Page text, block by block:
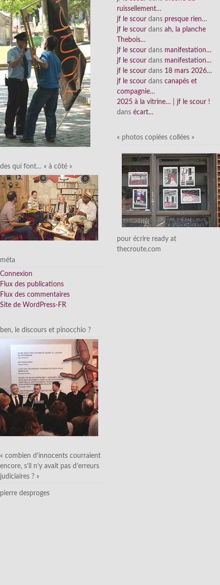
des qui font… « à côté »
méta
Connexion
Flux des publications
Flux des commentaires
Site de WordPress-FR
ben, le discours et pinocchio ?
« combien d’innocents courraient
encore, s’il n’y avait pas d’erreurs
judiciaires ? »
pierre desproges
ruissellement…
jf le scour dans presque rien…
jf le scour dans ah, la planche
Thebois…
jf le scour dans manifestation…
jf le scour dans manifestation…
jf le scour dans 18 mars 2026…
jf le scour dans canapés et
compagnie…
2025 à la vitrine… | jf le scour !
dans écart…
« photos copiées collées »
pour écrire ready at
thecroute.com